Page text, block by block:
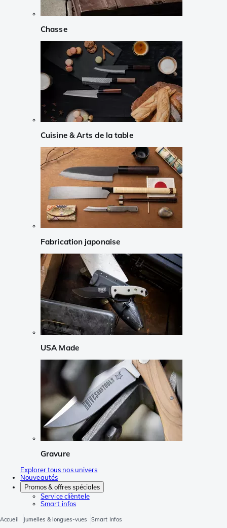
Chasse
Cuisine & Arts de la table
Fabrication japonaise
USA Made
Gravure
Explorer tous nos univers
Nouveautés
Promos & offres spéciales
Service clièntele
Smart infos
Accueil Jumelles & longues-vues Smart Infos